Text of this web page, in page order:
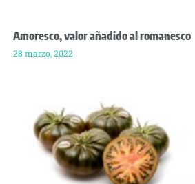
Amoresco, valor añadido al romanesco
28 marzo, 2022